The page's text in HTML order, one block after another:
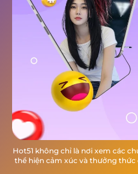
Hot51 không chỉ là nơi xem các
thể hiện cảm xúc và thưởng